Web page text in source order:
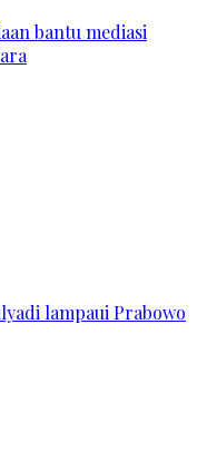
bantu mediasi
lampaui Prabowo